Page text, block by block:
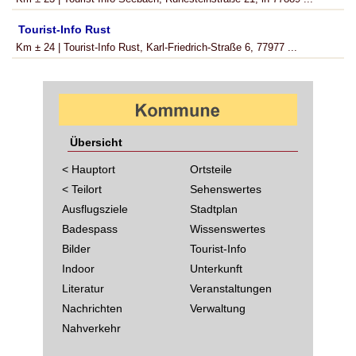
Tourist-Info Rust
Km ± 24 | Tourist-Info Rust, Karl-Friedrich-Straße 6, 77977 ...
Übersicht
< Hauptort
< Teilort
Ausflugsziele
Badespass
Bilder
Indoor
Literatur
Nachrichten
Nahverkehr
Ortsteile
Sehenswertes
Stadtplan
Wissenswertes
Tourist-Info
Unterkunft
Veranstaltungen
Verwaltung